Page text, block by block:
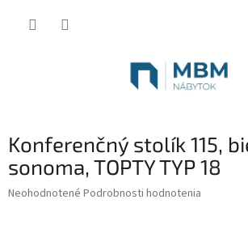
Konferenčný stolík 115,
sonoma, TOPTY TYP 18
Priemerné
Neohodnotené Podrobnosti hodnotenia